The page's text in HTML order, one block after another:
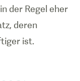
der Regel eher
deren
ist.